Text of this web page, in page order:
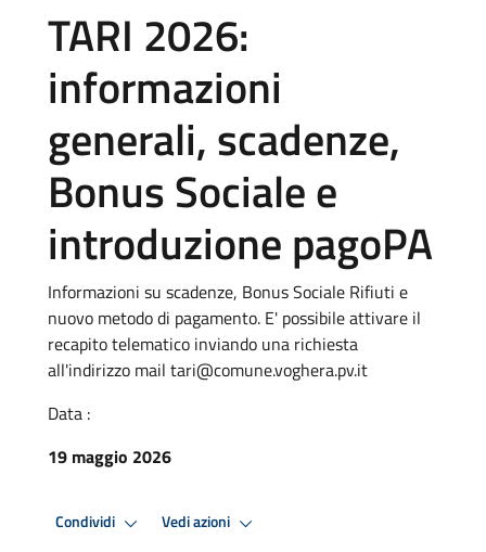
TARI 2026:
informazioni
generali, scadenze,
Bonus Sociale e
introduzione pagoPA
Informazioni su scadenze, Bonus Sociale Rifiuti e
nuovo metodo di pagamento. E' possibile attivare il
recapito telematico inviando una richiesta
all'indirizzo mail tari@comune.voghera.pv.it
Data :
19 maggio 2026
Condividi Vedi azioni